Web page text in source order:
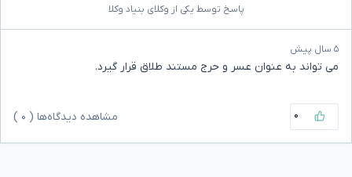
پاسخ توسط یکی از وکلای بنیاد وکلا
۵ سال پیش
می تواند به عنوان عسر و حرج مستند طلاق قرار گیرد.
۰ مشاهده دیدگاه‌ها ( ۰